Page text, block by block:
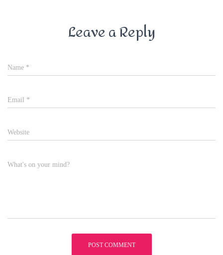
Leave a Reply
Name *
Email *
Website
What's on your mind?